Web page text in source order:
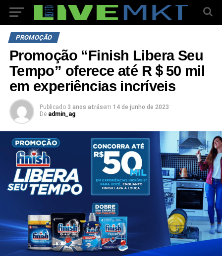
PROMOÇÃO
Promoção “Finish Libera Seu
Tempo” oferece até R＄50 mil
em experiências incríveis
Publicado 3 anos atrásem 14 de junho de 2023
De admin_ag